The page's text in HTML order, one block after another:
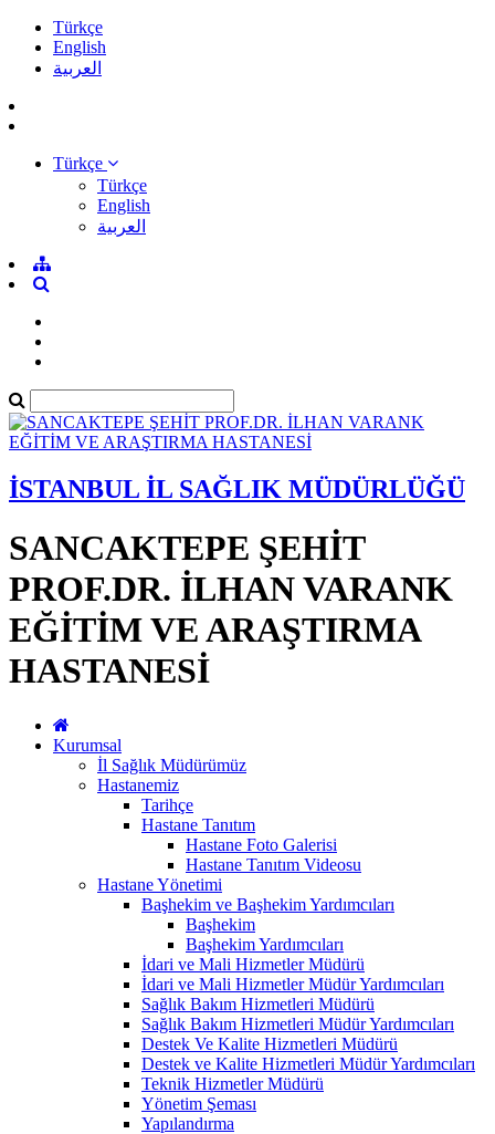
Türkçe
English
العربية
Türkçe
Türkçe
English
العربية
İSTANBUL İL SAĞLIK MÜDÜRLÜĞÜ
SANCAKTEPE ŞEHİT
PROF.DR. İLHAN VARANK
EĞİTİM VE ARAŞTIRMA
HASTANESİ
Kurumsal
İl Sağlık Müdürümüz
Hastanemiz
Tarihçe
Hastane Tanıtım
Hastane Foto Galerisi
Hastane Tanıtım Videosu
Hastane Yönetimi
Başhekim ve Başhekim Yardımcıları
Başhekim
Başhekim Yardımcıları
İdari ve Mali Hizmetler Müdürü
İdari ve Mali Hizmetler Müdür Yardımcıları
Sağlık Bakım Hizmetleri Müdürü
Sağlık Bakım Hizmetleri Müdür Yardımcıları
Destek Ve Kalite Hizmetleri Müdürü
Destek ve Kalite Hizmetleri Müdür Yardımcıları
Teknik Hizmetler Müdürü
Yönetim Şeması
Yapılandırma